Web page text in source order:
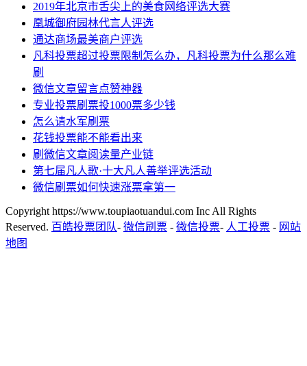
2019年北京市舌尖上的美食网络评选大赛
凰城御府园林代言人评选
通达商场最美商户评选
凡科投票超过投票限制怎么办，凡科投票为什么那么难
刷
微信文章留言点赞神器
专业投票刷票投1000票多少钱
怎么请水军刷票
花钱投票能不能看出来
刷微信文章阅读量产业链
第七届凡人歌·十大凡人善举评选活动
微信刷票如何快速涨票拿第一
Copyright https://www.toupiaotuandui.com Inc All Rights
Reserved. 百皓投票团队- 微信刷票 - 微信投票- 人工投票 - 网站
地图